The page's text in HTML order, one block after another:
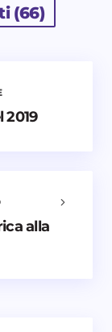
(66)
alla